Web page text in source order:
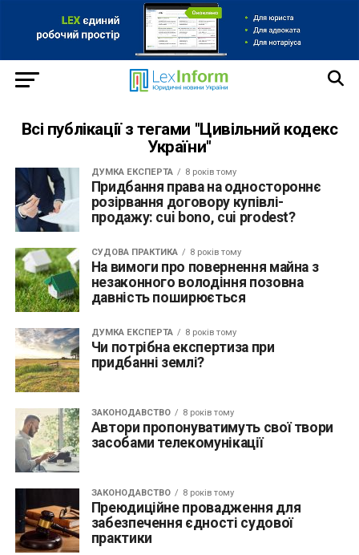
Всі публікації з тегами "Цивільний кодекс
України"
ДУМКА ЕКСПЕРТА 8 років тому
Придбання права на одностороннє
розірвання договору купівлі-
продажу: cui bono, cui prodest?
СУДОВА ПРАКТИКА 8 років тому
На вимоги про повернення майна з
незаконного володіння позовна
давність поширюється
ДУМКА ЕКСПЕРТА 8 років тому
Чи потрібна експертиза при
придбанні землі?
ЗАКОНОДАВСТВО 8 років тому
Автори пропонуватимуть свої твори
засобами телекомунікації
ЗАКОНОДАВСТВО 8 років тому
Преюдиційне провадження для
забезпечення єдності судової
практики